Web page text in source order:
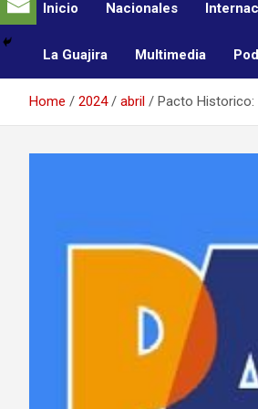
Inicio Nacionales
La Guajira Multimedia
Home 2024 abril Pacto Historico: